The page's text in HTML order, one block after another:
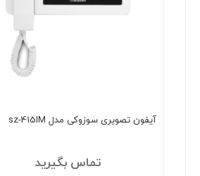
آیفون تصویری سوزوکی مدل sz-415IM
تماس بگیرید